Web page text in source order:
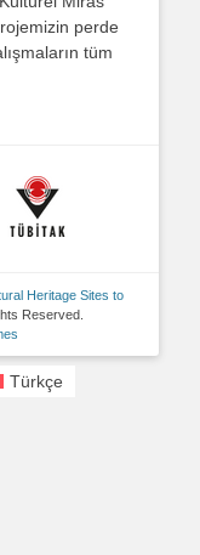
perde
tüm
Heritage Sites to
Reserved.
Türkçe